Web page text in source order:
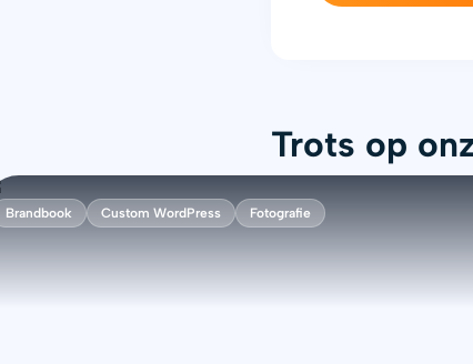
Trots op
Brandbook Custom WordPress Fotografie